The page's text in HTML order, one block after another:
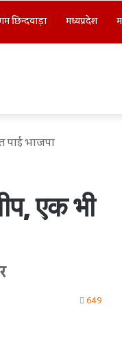
छिन्दवाड़ा मध्यप्रदेश
पाई भाजपा
एक भी
649